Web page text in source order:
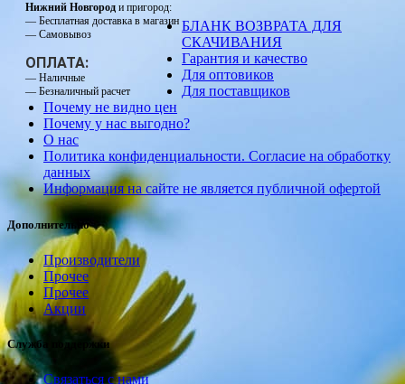
Нижний Новгород и пригород:
— Бесплатная доставка в магазин
— Самовывоз
ОПЛАТА:
— Наличные
— Безналичный расчет
БЛАНК ВОЗВРАТА ДЛЯ
СКАЧИВАНИЯ
Гарантия и качество
Для оптовиков
Для поставщиков
Почему не видно цен
Почему у нас выгодно?
О нас
Политика конфиденциальности. Согласие на обработку
данных
Информация на сайте не является публичной офертой
Дополнительно
Производители
Прочее
Прочее
Акции
Служба поддержки
Связаться с нами